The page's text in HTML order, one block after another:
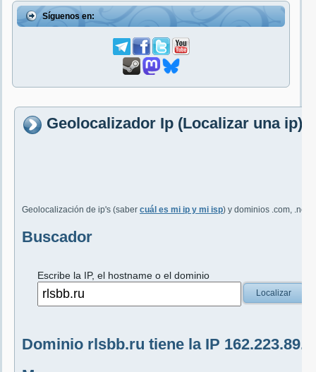
Síguenos en:
Geolocalizador Ip (Localizar una ip)
Geolocalización de ip's (saber cuál es mi ip y mi isp) y dominios .com, .net,
Buscador
Escribe la IP, el hostname o el dominio
Localizar
Dominio rlsbb.ru tiene la IP